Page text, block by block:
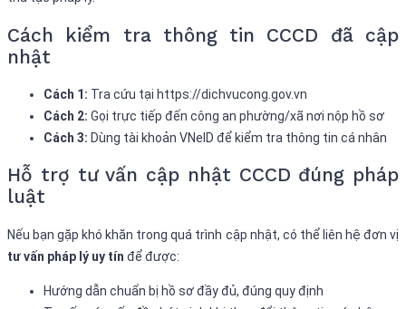
Cách kiểm tra thông tin CCCD đã cập
nhật
Cách 1: Tra cứu tại https://dichvucong.gov.vn
Cách 2: Gọi trực tiếp đến công an phường/xã nơi nộp hồ sơ
Cách 3: Dùng tài khoản VNeID để kiểm tra thông tin cá nhân
Hỗ trợ tư vấn cập nhật CCCD đúng pháp
luật
Nếu bạn gặp khó khăn trong quá trình cập nhật, có thể liên hệ đơn vị
tư vấn pháp lý uy tín để được:
Hướng dẫn chuẩn bị hồ sơ đầy đủ, đúng quy định